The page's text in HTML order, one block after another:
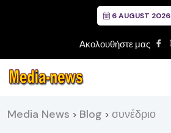
6 AUGUST 2026
Ακολουθήστε μας
Media News > Blog > συνέδριο